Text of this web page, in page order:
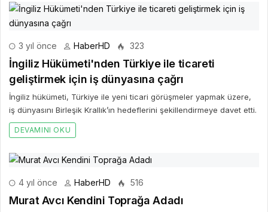
3 yıl önce HaberHD 323
İngiliz Hükümeti'nden Türkiye ile ticareti
geliştirmek için iş dünyasına çağrı
İngiliz hükümeti, Türkiye ile yeni ticari görüşmeler yapmak üzere,
iş dünyasını Birleşik Krallık’ın hedeflerini şekillendirmeye davet etti.
DEVAMINI OKU
4 yıl önce HaberHD 516
Murat Avcı Kendini Toprağa Adadı